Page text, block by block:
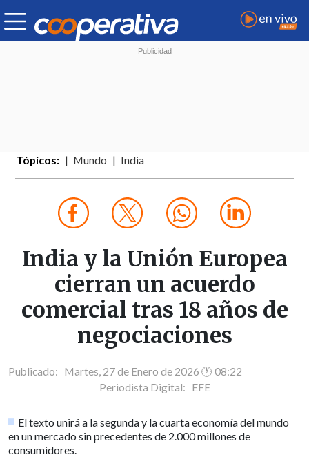
Tópicos: Mundo India
India y la Unión Europea
cierran un acuerdo
comercial tras 18 años de
negociaciones
Publicado: Martes, 27 de Enero de 2026 🕐 08:22
Periodista Digital: EFE
El texto unirá a la segunda y la cuarta economía del mundo
en un mercado sin precedentes de 2.000 millones de
consumidores.